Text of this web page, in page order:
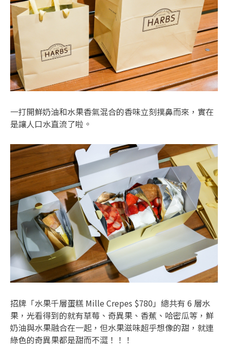
一打開鮮奶油和水果香氣混合的香味立刻撲鼻而來，實在
是讓人口水直流了啦。
招牌「水果千層蛋糕 Mille Crepes $780」總共有 6 層水
果，光看得到的就有草莓、奇異果、香蕉、哈密瓜等，鮮
奶油與水果融合在一起，但水果滋味超乎想像的甜，就連
綠色的奇異果都是甜而不澀！！！